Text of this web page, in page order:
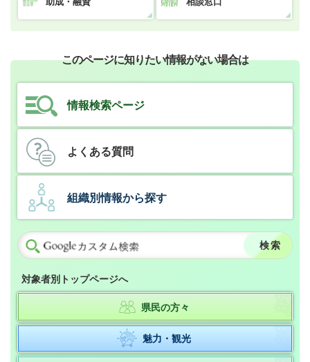
このページに知りたい情報がない場合は
情報検索ページ
よくある質問
組織別情報から探す
対象者別トップページへ
県民の方々
魅力・観光